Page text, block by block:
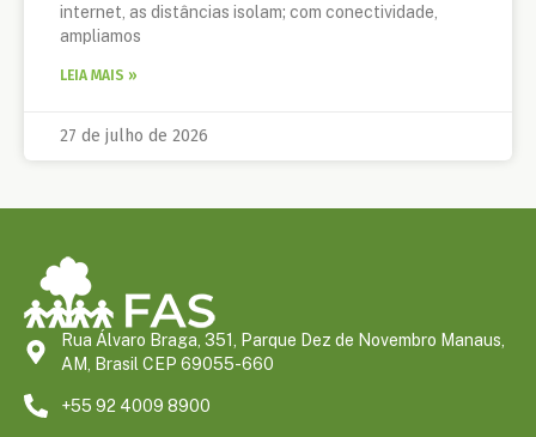
internet, as distâncias isolam; com conectividade,
ampliamos
LEIA MAIS »
27 de julho de 2026
Rua Álvaro Braga, 351, Parque Dez de Novembro Manaus,
AM, Brasil CEP 69055-660
+55 92 4009 8900